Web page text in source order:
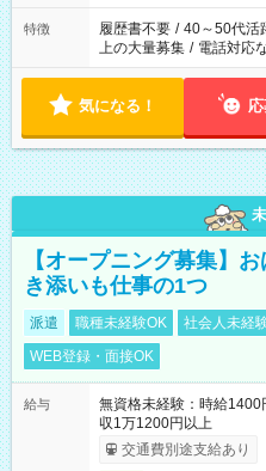
特徴 履歴書不要 / 40～50代活
上の大量募集 / 電話対応
気になる！
【オープニング募集】
き添いも仕事の1つ
派遣 職種未経験OK 社会人未経
WEB登録・面接OK
給与
無資格未経験：時給
収1万1200円以上
交通費別途支給あり